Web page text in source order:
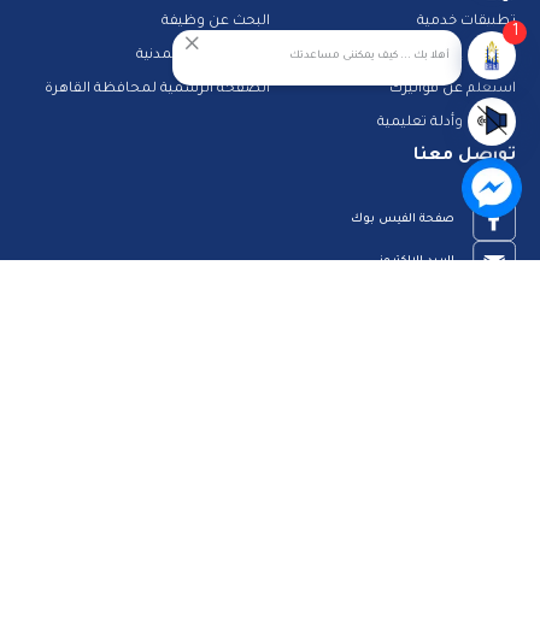
تطبيقات خدمية
تكنولوجيا وانترنت
استعلم عن فواتيرك
منصات وأدلة تعليمية
البحث عن وظيفة
قطاع الأحوال المدنية
الصفحة الرسمية لمحافظة القاهرة
تواصل معنا
صفحة الفيس بوك
البريد الإلكتروني
أهلا بك ... كيف يمكننى مساعدتك
1